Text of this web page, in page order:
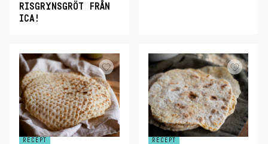
RISGRYNSGRÖT FRÅN
ICA!
RECEPT RECEPT